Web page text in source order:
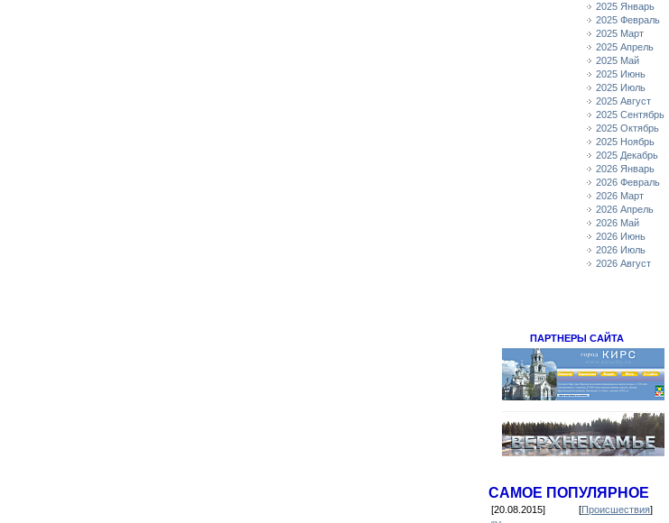
2025 Январь
2025 Февраль
2025 Март
2025 Апрель
2025 Май
2025 Июнь
2025 Июль
2025 Август
2025 Сентябрь
2025 Октябрь
2025 Ноябрь
2025 Декабрь
2026 Январь
2026 Февраль
2026 Март
2026 Апрель
2026 Май
2026 Июнь
2026 Июль
2026 Август
ПАРТНЕРЫ САЙТА
САМОЕ ПОПУЛЯРНОЕ
[20.08.2015] [Происшествия]